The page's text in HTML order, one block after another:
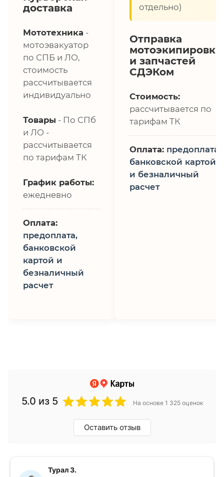
доставка
Мототехника -
мотоэвакуатор
по СПБ и ЛО,
стоимость
рассчитывается
индивидуально
Товары - По СПб
и ЛО -
рассчитывается
по тарифам ТК
График работы:
ежедневно
Оплата:
предоплата,
банковской
картой и
безналичный
расчет
отдельно)
Отправка
мотоэкипировки
и запчастей
СДЭКом
Стоимость:
рассчитывается по
тарифам ТК
Оплата: предоплата,
банковской картой
и безналичный
расчет
5.0 из 5 На основе 1 325 оценок
Оставить отзыв
Турал З.